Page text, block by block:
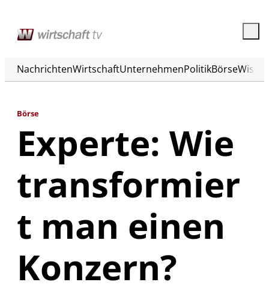
NachrichtenWirtschaftUnternehmenPolitikBörse
Börse
Experte: Wie
transformier
t man einen
Konzern?